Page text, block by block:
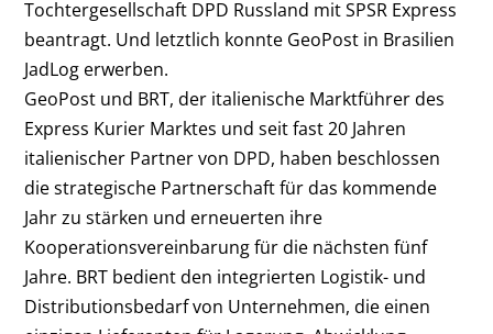
Tochtergesellschaft DPD Russland mit SPSR Express
beantragt. Und letztlich konnte GeoPost in Brasilien
JadLog erwerben.
GeoPost und BRT, der italienische Marktführer des
Express Kurier Marktes und seit fast 20 Jahren
italienischer Partner von DPD, haben beschlossen
die strategische Partnerschaft für das kommende
Jahr zu stärken und erneuerten ihre
Kooperationsvereinbarung für die nächsten fünf
Jahre. BRT bedient den integrierten Logistik- und
Distributionsbedarf von Unternehmen, die einen